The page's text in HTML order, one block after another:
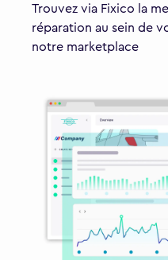
Trouvez via Fixico la
réparation au sein de
notre marketplace